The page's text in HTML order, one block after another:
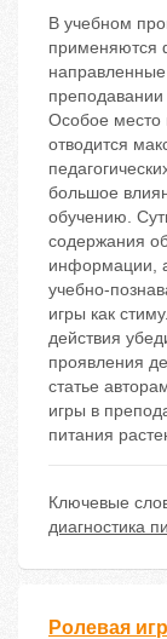
В учебном
применяются
Особое место
отводится
большое
обучению.
содержания
информации,
учебно-
игры как
действия
проявления
статье
игры в
питания
Ключевые
диагностика
Ролевая